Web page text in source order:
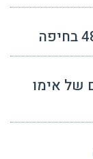
של אימו